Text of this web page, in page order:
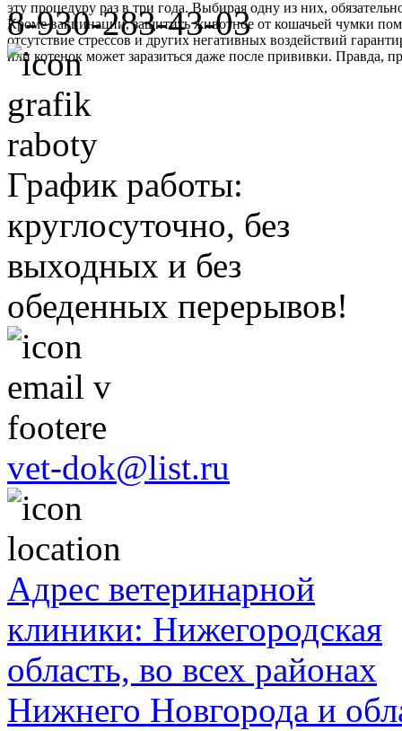
эту процедуру раз в три года. Выбирая одну из них,
Кроме вакцинации, защитить животное от кошачьей чумки
отсутствие стрессов и других негативных воздействий
или котенок может заразиться даже после прививки. Правда,
8-930-283-43-03
График работы:
круглосуточно, без
выходных и без
обеденных перерывов!
vet-dok@list.ru
Адрес ветеринарной
клиники: Нижегородская
область, во всех районах
Нижнего Новгорода и